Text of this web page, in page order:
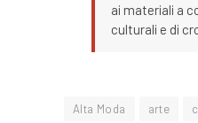
ai materiali a
culturali e di
Alta Moda arte